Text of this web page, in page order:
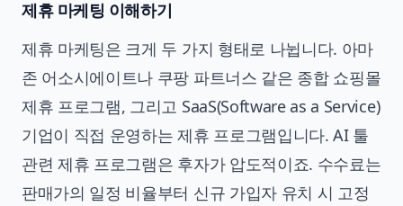
제휴 마케팅 이해하기
제휴 마케팅은 크게 두 가지 형태로 나뉩니다. 아마
존 어소시에이트나 쿠팡 파트너스 같은 종합 쇼핑몰
제휴 프로그램, 그리고 SaaS(Software as a Service)
기업이 직접 운영하는 제휴 프로그램입니다. AI 툴
관련 제휴 프로그램은 후자가 압도적이죠. 수수료는
판매가의 일정 비율부터 신규 가입자 유치 시 고정